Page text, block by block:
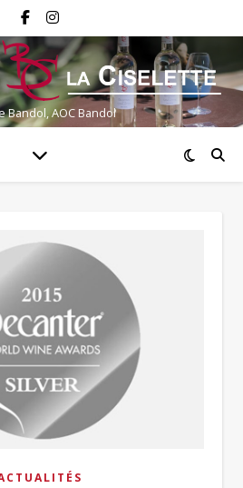
Bandol, AOC Bandol